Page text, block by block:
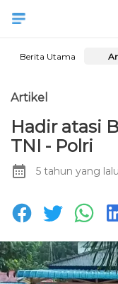
Berita Utama
Artikel
Hadir atasi
TNI - Polri
5 tahun yang lalu